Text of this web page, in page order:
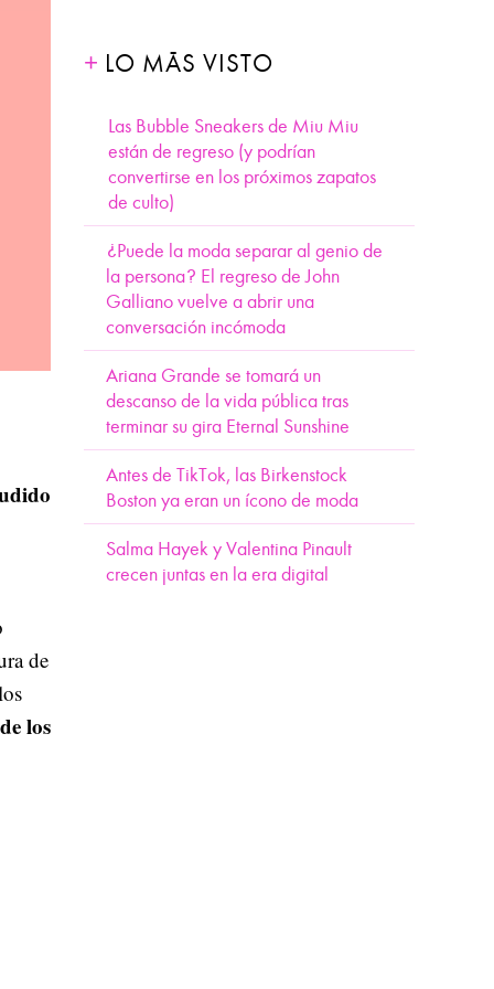
LO MÁS VISTO
Las Bubble Sneakers de Miu Miu
están de regreso (y podrían
convertirse en los próximos zapatos
de culto)
¿Puede la moda separar al genio de
la persona? El regreso de John
Galliano vuelve a abrir una
conversación incómoda
Ariana Grande se tomará un
descanso de la vida pública tras
terminar su gira Eternal Sunshine
Antes de TikTok, las Birkenstock
Boston ya eran un ícono de moda
Salma Hayek y Valentina Pinault
crecen juntas en la era digital
de
los